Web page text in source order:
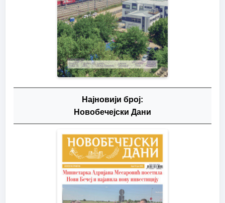
Најновији број:
Новобечејски Дани